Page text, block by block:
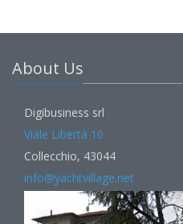
About Us
Digibusiness srl
Viale Libertà 10
Collecchio, 43044
info@yachtvillage.net